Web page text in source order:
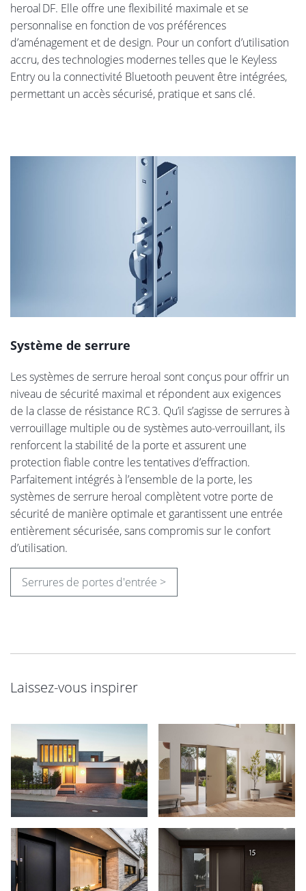
heroal DF. Elle offre une flexibilité maximale et se
personnalise en fonction de vos préférences
d’aménagement et de design. Pour un confort d’utilisation
accru, des technologies modernes telles que le Keyless
Entry ou la connectivité Bluetooth peuvent être intégrées,
permettant un accès sécurisé, pratique et sans clé.
Système de serrure
Les systèmes de serrure heroal sont conçus pour offrir un
niveau de sécurité maximal et répondent aux exigences
de la classe de résistance RC 3. Qu’il s’agisse de serrures à
verrouillage multiple ou de systèmes auto-verrouillant, ils
renforcent la stabilité de la porte et assurent une
protection fiable contre les tentatives d’effraction.
Parfaitement intégrés à l’ensemble de la porte, les
systèmes de serrure heroal complètent votre porte de
sécurité de manière optimale et garantissent une entrée
entièrement sécurisée, sans compromis sur le confort
d’utilisation.
Serrures de portes d'entrée >
Laissez-vous inspirer